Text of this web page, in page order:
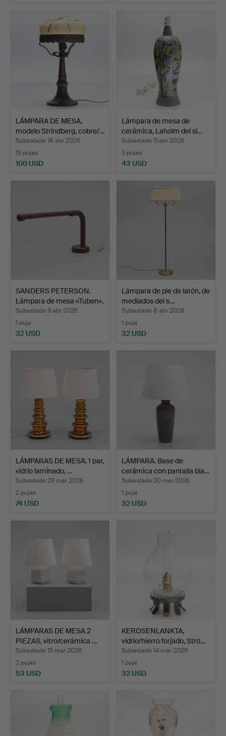
LÁMPARA DE MESA,
modelo Strindberg, cobre/…
Subastado 18 abr 2026
15 pujas
100 USD
Lámpara de mesa de
cerámica, Laholm del si…
Subastado 11 abr 2026
3 pujas
43 USD
SANDERS PETERSON.
Lámpara de mesa «Tuben»,
…
Subastado 9 abr 2026
1 puja
32 USD
Lámpara de pie de latón, de
mediados del s…
Subastado 8 abr 2026
1 puja
32 USD
LÁMPARAS DE MESA. 1 par,
vidrio laminado, …
Subastado 26 mar 2026
2 pujas
74 USD
LÁMPARA. Base de
cerámica con pantalla bla…
Subastado 20 mar 2026
1 puja
32 USD
LÁMPARAS DE MESA 2
PIEZAS, vitro/cerámica …
Subastado 15 mar 2026
2 pujas
53 USD
KEROSENLANKTA,
vidrio/hierro forjado, Strö…
Subastado 14 mar 2026
1 puja
32 USD